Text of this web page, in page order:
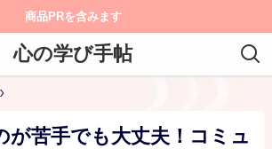
商品PRを含みます
心の学び手帖
が苦手でも大丈夫！コミュ